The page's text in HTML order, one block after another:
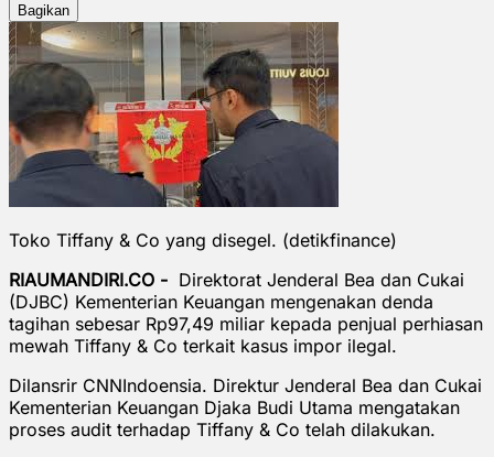
Bagikan
Toko Tiffany & Co yang disegel. (detikfinance)
RIAUMANDIRI.CO - Direktorat Jenderal Bea dan Cukai
(DJBC) Kementerian Keuangan mengenakan denda
tagihan sebesar Rp97,49 miliar kepada penjual perhiasan
mewah Tiffany & Co terkait kasus impor ilegal.
Dilansrir CNNIndoensia. Direktur Jenderal Bea dan Cukai
Kementerian Keuangan Djaka Budi Utama mengatakan
proses audit terhadap Tiffany & Co telah dilakukan.